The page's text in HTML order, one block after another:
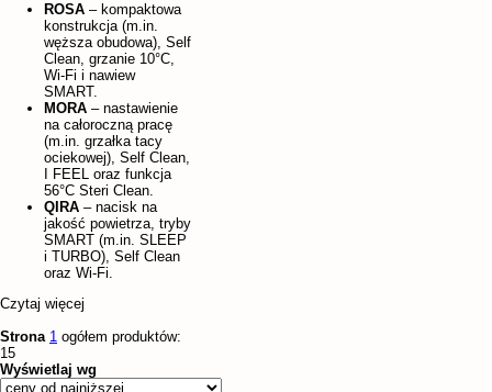
ROSA – kompaktowa
konstrukcja (m.in.
węższa obudowa), Self
Clean, grzanie 10°C,
Wi-Fi i nawiew
SMART.
MORA – nastawienie
na całoroczną pracę
(m.in. grzałka tacy
ociekowej), Self Clean,
I FEEL oraz funkcja
56°C Steri Clean.
QIRA – nacisk na
jakość powietrza, tryby
SMART (m.in. SLEEP
i TURBO), Self Clean
oraz Wi-Fi.
Czytaj więcej
Strona 1 ogółem produktów:
15
Wyświetlaj wg